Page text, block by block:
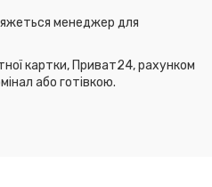
менеджер для
картки, Приват24, рахунком
або готівкою.